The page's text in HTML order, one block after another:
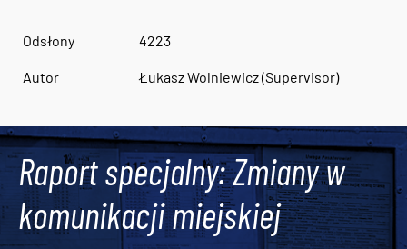
Odsłony 4223
Autor Łukasz Wolniewicz (Supervisor)
Raport specjalny: Zmiany w
komunikacji miejskiej